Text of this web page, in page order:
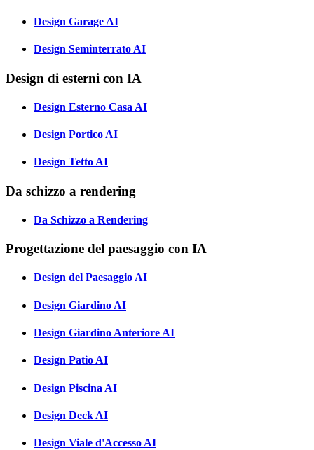
Design Garage AI
Design Seminterrato AI
Design di esterni con IA
Design Esterno Casa AI
Design Portico AI
Design Tetto AI
Da schizzo a rendering
Da Schizzo a Rendering
Progettazione del paesaggio con IA
Design del Paesaggio AI
Design Giardino AI
Design Giardino Anteriore AI
Design Patio AI
Design Piscina AI
Design Deck AI
Design Viale d'Accesso AI